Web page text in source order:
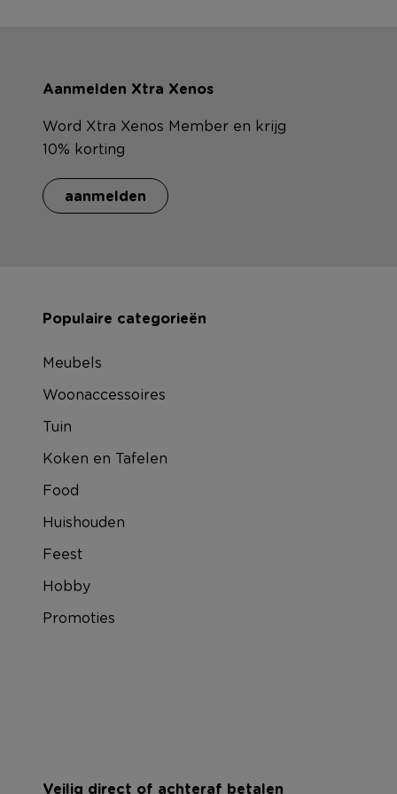
Aanmelden Xtra Xenos
Word Xtra Xenos Member en krijg
10% korting
aanmelden
Populaire categorieën
Meubels
Woonaccessoires
Tuin
Koken en Tafelen
Food
Huishouden
Feest
Hobby
Promoties
Veilig direct of achteraf betalen